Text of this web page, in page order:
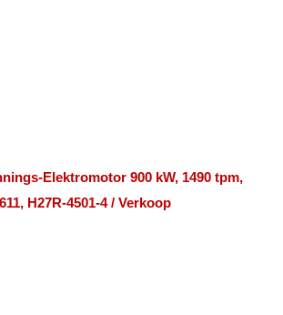
Elektromotor 900 kW, 1490 tpm,
H27R-4501-4 / Verkoop